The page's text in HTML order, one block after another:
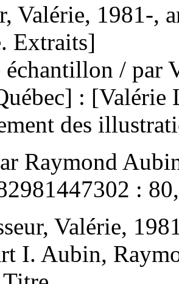
Valérie, 1981-,
échantillon / par
:
des
Raymond
:
Valérie,
I. Aubin,